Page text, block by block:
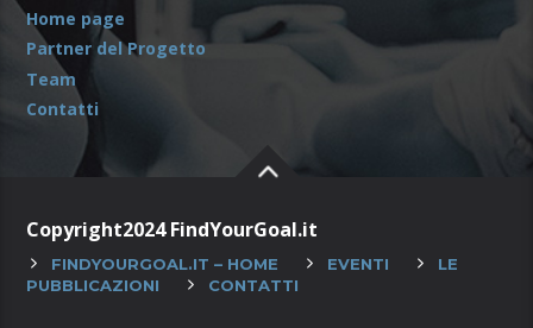
Home page
Partner del Progetto
Team
Contatti
Copyright2024 FindYourGoal.it
FINDYOURGOAL.IT – HOME EVENTI
LE
PUBBLICAZIONI
CONTATTI